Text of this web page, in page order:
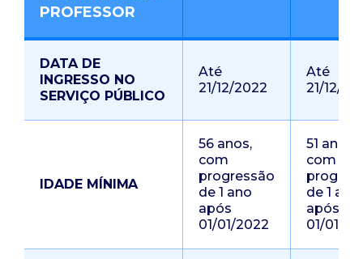
PROFESSOR
DATA DE
INGRESSO NO
SERVIÇO PÚBLICO
Até
21/12/2022
Até
21/12/
IDADE MÍNIMA
56 anos,
com
progressão
de 1 ano
após
01/01/2022
51 anos,
com
de 1 ano
após
01/01/